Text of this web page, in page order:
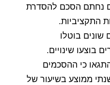
נחתם הסכם להסדרת
התקציביות.
שונים בוטלו
בוצעו שינויים.
כי ההסכמים
ממוצע בשיעור של